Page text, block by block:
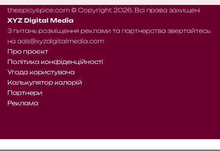
thespicyspice.com © Copyright 2026. Всі права захищені
XYZ Digital Media
З питань розміщення реклами та партнерства звертайтесь
на ads@xyzdigitalmedia.com
Про проєкт
Політика конфіденційності
Угода користувача
Калькулятор калорій
Партнери
Реклама